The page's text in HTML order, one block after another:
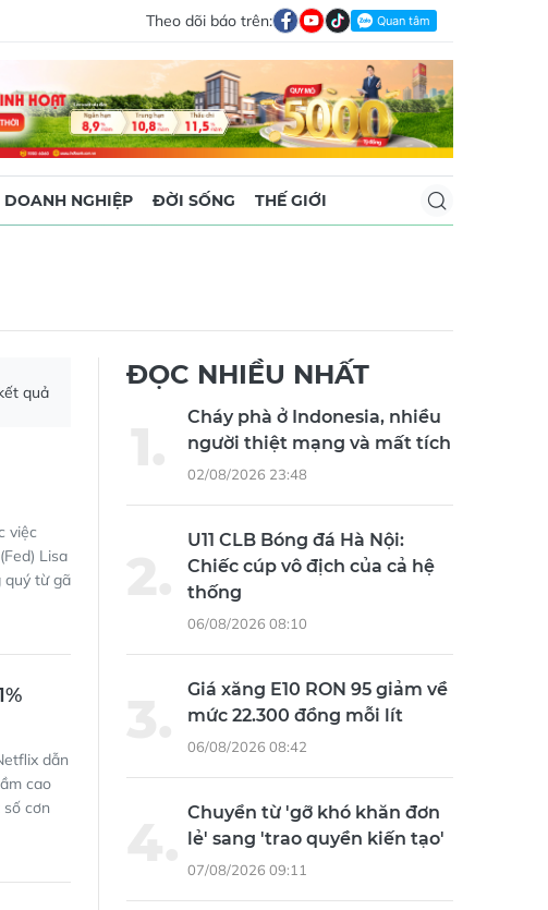
Theo dõi báo trên:
DOANH NGHIỆP ĐỜI SỐNG THẾ GIỚI
quả
việc
Lisa
quý từ gã
dẫn
cao
cơn
ĐỌC NHIỀU NHẤT
Cháy phà ở Indonesia, nhiều
người thiệt mạng và mất tích
02/08/2026 23:48
U11 CLB Bóng đá Hà Nội:
Chiếc cúp vô địch của cả hệ
thống
06/08/2026 08:10
Giá xăng E10 RON 95 giảm về
mức 22.300 đồng mỗi lít
06/08/2026 08:42
Chuyển từ 'gỡ khó khăn đơn
lẻ' sang 'trao quyền kiến tạo'
07/08/2026 09:11